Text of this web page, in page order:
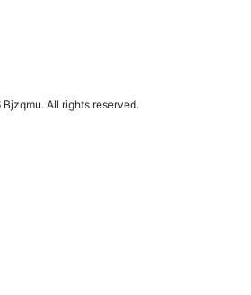
All rights reserved.